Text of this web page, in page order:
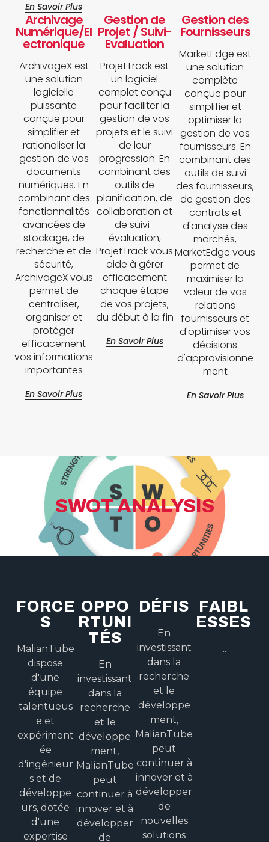
En Savoir Plus
Archivage
Numérique/El
ectronique
ArchivageX est
une solution
logicielle
puissante
conçue pour
simplifier et
rationaliser la
gestion de vos
documents
numériques. En
combinant des
fonctionnalités
avancées de
stockage, de
recherche et de
sécurité,
ArchivageX vous
permet de
centraliser,
organiser et
protéger
efficacement
vos informations
importantes
En Savoir Plus
Gestion de
Projet / Suivi-
Evaluation
ProjetTrack est
un logiciel
complet conçu
pour faciliter la
gestion de vos
projets et le suivi
de leur
progression. En
combinant des
outils de
planification, de
collaboration et
de suivi-
évaluation,
ProjetTrack vous
aide à gérer
efficacement
chaque étape
de vos projets,
du début à la fin
En Savoir Plus
Gestion des
Fournisseurs
MarketEdge est
une solution
complète
conçue pour
simplifier et
optimiser la
gestion de vos
fournisseurs. En
combinant des
outils de suivi
des fournisseurs,
de gestion des
contrats et
d'analyse des
marchés,
MarketEdge vous
permet de
maximiser la
valeur de vos
relations
fournisseurs et
d'optimiser vos
décisions
d'approvisionne
ment
En Savoir Plus
SWOT ANALYSIS
FORCE
S
MalianTube
dispose
d'une
équipe
talentueus
e et
expériment
ée
d'ingénieur
s et de
développe
urs, dotée
d'une
expertise
OPPO
RTUNI
TÉS
En
investissant
dans la
recherche
et le
développe
ment,
MalianTube
peut
continuer à
innover et à
développer
de
DÉFIS
En
investissant
dans la
recherche
et le
développe
ment,
MalianTube
peut
continuer à
innover et à
développer
de
nouvelles
solutions
FAIBL
ESSES
...